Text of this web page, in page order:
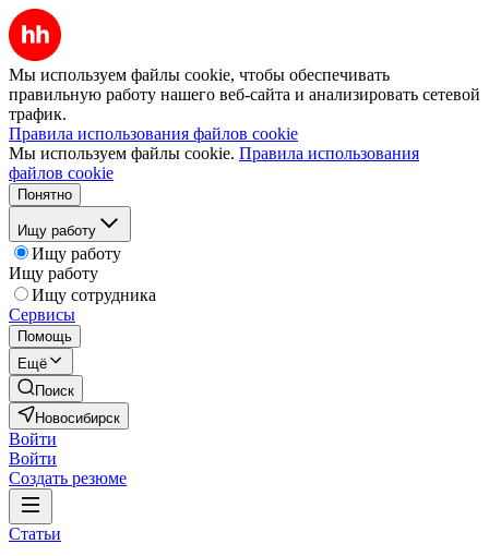
Мы используем файлы cookie, чтобы обеспечивать
правильную работу нашего веб-сайта и анализировать сетевой
трафик.
Правила использования файлов cookie
Мы используем файлы cookie. Правила использования
файлов cookie
Понятно
Ищу работу
Ищу работу
Ищу работу
Ищу сотрудника
Сервисы
Помощь
Ещё
Поиск
Новосибирск
Войти
Войти
Создать резюме
Статьи